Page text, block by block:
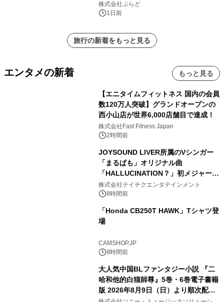
株式会社ぷらど
1日前
旅行の新着をもっと見る
エンタメの新着 もっと見る
【エニタイムフィットネス 国内の会員
数120万人突破】グランドオープンの
西小山店が世界6,000店舗目で達成！
株式会社Fast Fitness Japan
2時間前
JOYSOUND LIVER所属のVシンガー
「まるぱも」オリジナル曲
「HALLUCINATION？」初メジャー配
信リリース決定！
株式会社テイチクエンタテインメント
8時間前
「Honda CB250T HAWK」Tシャツ登
場
CAMSHOP.JP
8時間前
大人気中国BLファンタジー小説 『二
哈和他的白猫師尊』5巻・6巻電子書籍
版 2026年8月9日（日）より順次配信
開始